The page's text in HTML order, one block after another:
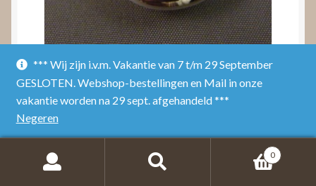
*** Wij zijn i.v.m. Vakantie van 7 t/m 29 September
GESLOTEN. Webshop-bestellingen en Mail in onze
vakantie worden na 29 sept. afgehandeld ***
Negeren
Yin Yang Ashanger
Toevoegen aan winkelwagen
0